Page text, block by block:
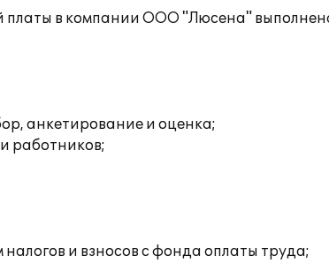
платы в компании ООО "Люсена"
анкетирование и оценка;
работников;
и взносов с фонда оплаты труда;